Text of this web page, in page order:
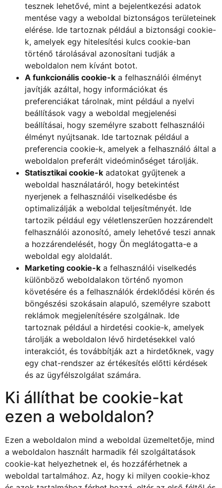
tesznek lehetővé, mint a bejelentkezési adatok
mentése vagy a weboldal biztonságos területeinek
elérése. Ide tartoznak például a biztonsági cookie-
k, amelyek egy hitelesítési kulcs cookie-ban
történő tárolásával azonosítani tudják a
weboldalon nem kívánt botot.
A funkcionális cookie-k a felhasználói élményt
javítják azáltal, hogy információkat és
preferenciákat tárolnak, mint például a nyelvi
beállítások vagy a weboldal megjelenési
beállításai, hogy személyre szabott felhasználói
élményt nyújtsanak. Ide tartoznak például a
preferencia cookie-k, amelyek a felhasználó által a
weboldalon preferált videóminőséget tárolják.
Statisztikai cookie-k adatokat gyűjtenek a
weboldal használatáról, hogy betekintést
nyerjenek a felhasználói viselkedésbe és
optimalizálják a weboldal teljesítményét. Ide
tartozik például egy véletlenszerűen hozzárendelt
felhasználói azonosító, amely lehetővé teszi annak
a hozzárendelését, hogy Ön meglátogatta-e a
weboldal egy aloldalát.
Marketing cookie-k a felhasználói viselkedés
különböző weboldalakon történő nyomon
követésére és a felhasználók érdeklődési körén és
böngészési szokásain alapuló, személyre szabott
reklámok megjelenítésére szolgálnak. Ide
tartoznak például a hirdetési cookie-k, amelyek
tárolják a weboldalon lévő hirdetésekkel való
interakciót, és továbbítják azt a hirdetőknek, vagy
egy chat-rendszer az értékesítés előtti kérdések
és az ügyfélszolgálat számára.
Ki állíthat be cookie-kat
ezen a weboldalon?
Ezen a weboldalon mind a weboldal üzemeltetője, mind
a weboldalon használt harmadik fél szolgáltatások
cookie-kat helyezhetnek el, és hozzáférhetnek a
weboldal tartalmához. Az, hogy ki milyen cookie-khoz